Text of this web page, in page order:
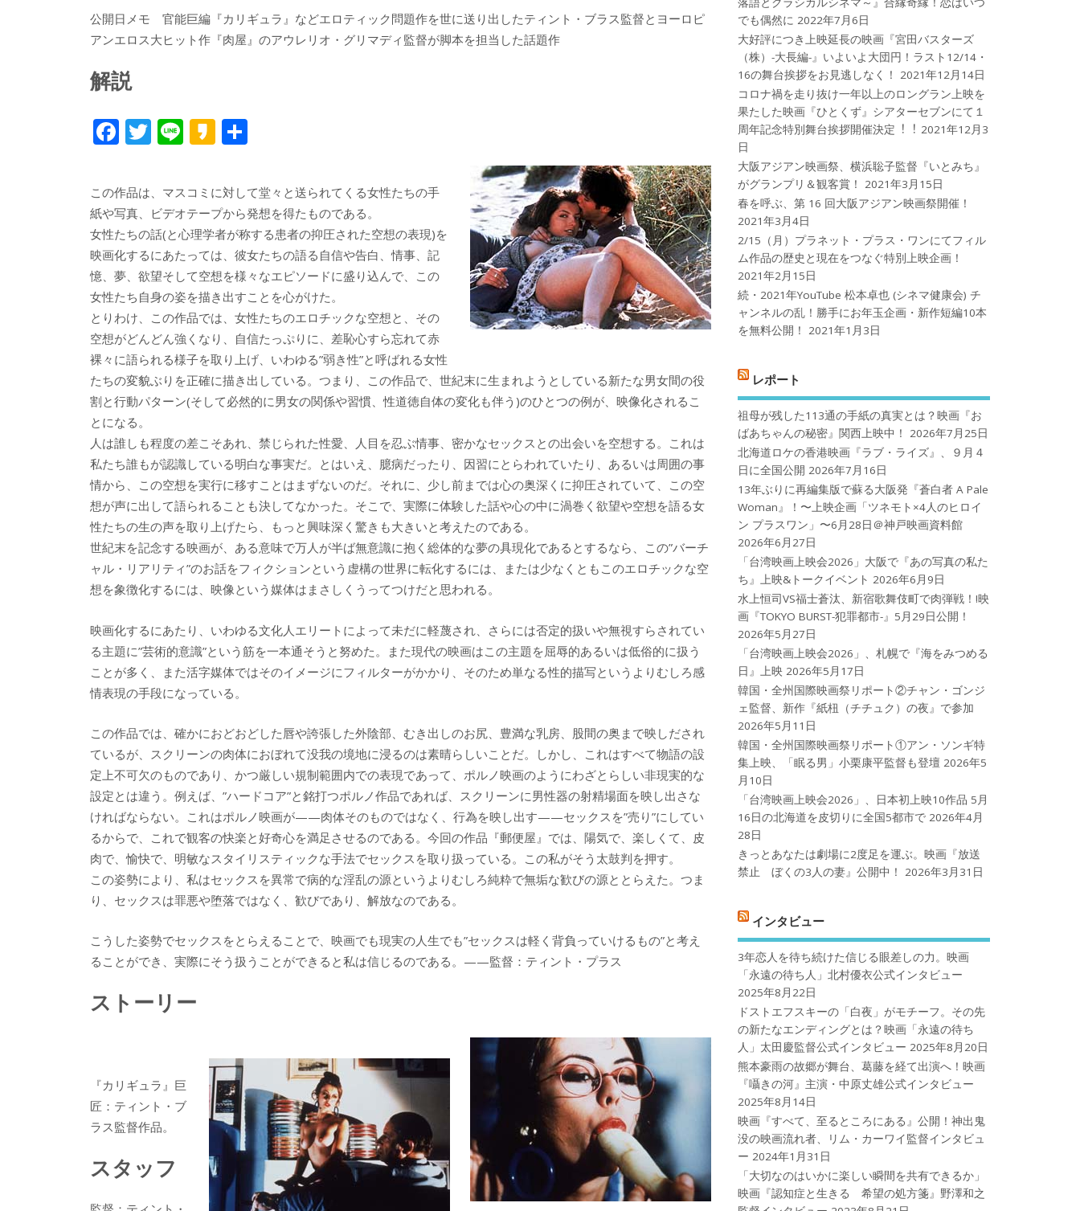
公開日メモ 官能巨編『カリギュラ』などエロティック問題作を世に送り出したティント・ブラス監督とヨーロピ
アンエロス大ヒット作『肉屋』のアウレリオ・グリマディ監督が脚本を担当した話題作
解説
F
e
b
o
o
k
T
itt
er
Li
e
K
k
a
o
この作品は、マスコミに対して堂々と送られてくる女性たちの手
紙や写真、ビデオテープから発想を得たものである。
女性たちの話(と心理学者が称する患者の抑圧された空想の表現)を
映画化するにあたっては、彼女たちの語る自信や告白、情事、記
憶、夢、欲望そして空想を様々なエピソードに盛り込んで、この
女性たち自身の姿を描き出すことを心がけた。
とりわけ、この作品では、女性たちのエロチックな空想と、その
空想がどんどん強くなり、自信たっぷりに、差恥心すら忘れて赤
裸々に語られる様子を取り上げ、いわゆる”弱き性”と呼ばれる女性
たちの変貌ぶりを正確に描き出している。つまり、この作品で、世紀末に生まれようとしている新たな男女間の役
割と行動パターン(そして必然的に男女の関係や習慣、性道徳自体の変化も伴う)のひとつの例が、映像化されるこ
とになる。
人は誰しも程度の差こそあれ、禁じられた性愛、人目を忍ぶ情事、密かなセックスとの出会いを空想する。これは
私たち誰もが認識している明白な事実だ。とはいえ、臆病だったり、因習にとらわれていたり、あるいは周囲の事
情から、この空想を実行に移すことはまずないのだ。それに、少し前までは心の奥深くに抑圧されていて、この空
想が声に出して語られることも決してなかった。そこで、実際に体験した話や心の中に渦巻く欲望や空想を語る女
性たちの生の声を取り上げたら、もっと興味深く驚きも大きいと考えたのである。
世紀末を記念する映画が、ある意味で万人が半ば無意識に抱く総体的な夢の具現化であるとするなら、この”バーチ
ャル・リアリティ”のお話をフィクションという虚構の世界に転化するには、または少なくともこのエロチックな空
想を象徴化するには、映像という媒体はまさしくうってつけだと思われる。
映画化するにあたり、いわゆる文化人エリートによって未だに軽蔑され、さらには否定的扱いや無視すらされてい
る主題に”芸術的意識”という筋を一本通そうと努めた。また現代の映画はこの主題を屈辱的あるいは低俗的に扱う
ことが多く、また活字媒体ではそのイメージにフィルターがかかり、そのため単なる性的描写というよりむしろ感
情表現の手段になっている。
この作品では、確かにおどおどした唇や誇張した外陰部、むき出しのお尻、豊満な乳房、股間の奥まで映しだされ
ているが、スクリーンの肉体におぼれて没我の境地に浸るのは素晴らしいことだ。しかし、これはすべて物語の設
定上不可欠のものであり、かつ厳しい規制範囲内での表現であって、ポルノ映画のようにわざとらしい非現実的な
設定とは違う。例えば、”ハードコア”と銘打つポルノ作品であれば、スクリーンに男性器の射精場面を映し出さな
ければならない。これはポルノ映画が——肉体そのものではなく、行為を映し出す——セックスを”売り”にしてい
るからで、これで観客の快楽と好奇心を満足させるのである。今回の作品『郵便屋』では、陽気で、楽しくて、皮
肉で、愉快で、明敏なスタイリスティックな手法でセックスを取り扱っている。この私がそう太鼓判を押す。
この姿勢により、私はセックスを異常で病的な淫乱の源というよりむしろ純粋で無垢な歓びの源ととらえた。つま
り、セックスは罪悪や堕落ではなく、歓びであり、解放なのである。
こうした姿勢でセックスをとらえることで、映画でも現実の人生でも”セックスは軽く背負っていけるもの”と考え
ることができ、実際にそう扱うことができると私は信じるのである。——監督：ティント・プラス
ストーリー
『カリギュラ』巨
匠：ティント・ブ
ラス監督作品。
スタッフ
でも偶然に 2022年7月6日
大好評につき上映延長の映画『宮田バスターズ
（株）-大長編-』いよいよ大団円！ラスト12/14・
16の舞台挨拶をお見逃しなく！
2021年12月14日
コロナ禍を⾛り抜け⼀年以上のロングラン上映を
果たした映画『ひとくず』シアターセブンにて１
周年記念特別舞台挨拶開催決定︕︕ 2021年12月3
日
大阪アジアン映画祭、横浜聡子監督『いとみち』
がグランプリ＆観客賞！
2021年3月15日
春を呼ぶ、第 16 回大阪アジアン映画祭開催！
2021年3月4日
2/15（月）プラネット・プラス・ワンにてフィル
ム作品の歴史と現在をつなぐ特別上映企画！
2021年2月15日
続・2021年YouTube 松本卓也 (シネマ健康会) チ
ャンネルの乱！勝手にお年玉企画・新作短編10本
を無料公開！
2021年1月3日
レポート
祖母が残した113通の手紙の真実とは？映画『お
ばあちゃんの秘密』関西上映中！
2026年7月25日
北海道ロケの香港映画『ラブ・ライズ』、９月４
日に全国公開 2026年7月16日
13年ぶりに再編集版で蘇る大阪発『蒼白者 A Pale
Woman』！〜上映企画「ツネモト×4人のヒロイ
ン プラスワン」〜6月28日＠神戸映画資料館
2026年6月27日
「台湾映画上映会2026」大阪で『あの写真の私た
ち』上映&トークイベント 2026年6月9日
水上恒司VS福士蒼汰、新宿歌舞伎町で肉弾戦！!映
画『TOKYO BURST-犯罪都市-』5月29日公開！
2026年5月27日
「台湾映画上映会2026」、札幌で『海をみつめる
日』上映 2026年5月17日
韓国・全州国際映画祭リポート②チャン・ゴンジ
ェ監督、新作『紙杻（チチュク）の夜』で参加
2026年5月11日
韓国・全州国際映画祭リポート①アン・ソンギ特
集上映、「眠る男」小栗康平監督も登壇 2026年5
月10日
「台湾映画上映会2026」、日本初上映10作品 5月
16日の北海道を皮切りに全国5都市で 2026年4月
28日
きっとあなたは劇場に2度足を運ぶ。映画『放送
禁止 ぼくの3人の妻』公開中！
2026年3月31日
インタビュー
3年恋人を待ち続けた信じる眼差しの力。映画
「永遠の待ち人」北村優衣公式インタビュー
2025年8月22日
ドストエフスキーの「白夜」がモチーフ。その先
の新たなエンディングとは？映画「永遠の待ち
人」太田慶監督公式インタビュー 2025年8月20日
熊本豪雨の故郷が舞台、葛藤を経て出演へ！映画
『囁きの河』主演・中原丈雄公式インタビュー
2025年8月14日
映画『すべて、至るところにある』公開！神出鬼
没の映画流れ者、リム・カーワイ監督インタビュ
ー 2024年1月31日
「大切なのはいかに楽しい瞬間を共有できるか」
映画『認知症と生きる 希望の処方箋』野澤和之